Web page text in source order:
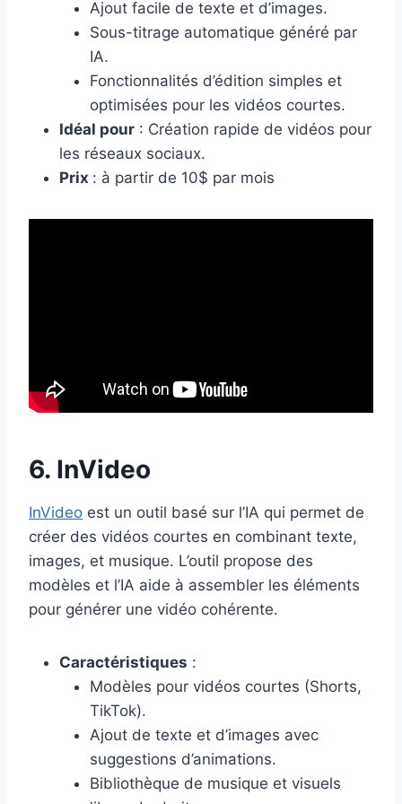
Ajout facile de texte et d’images.
Sous-titrage automatique généré par
IA.
Fonctionnalités d’édition simples et
optimisées pour les vidéos courtes.
Idéal pour : Création rapide de vidéos pour
les réseaux sociaux.
Prix : à partir de 10$ par mois
6. InVideo
InVideo est un outil basé sur l’IA qui permet de
créer des vidéos courtes en combinant texte,
images, et musique. L’outil propose des
modèles et l’IA aide à assembler les éléments
pour générer une vidéo cohérente.
Caractéristiques :
Modèles pour vidéos courtes (Shorts,
TikTok).
Ajout de texte et d’images avec
suggestions d’animations.
Bibliothèque de musique et visuels